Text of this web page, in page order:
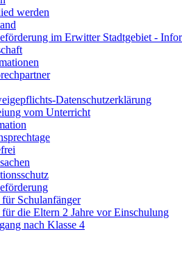
werden
im Erwitter Stadtgebiet -
Datenschutzerklärung
vom Unterricht
Schulanfänger
die Eltern 2 Jahre vor Einschulung
nach Klasse 4